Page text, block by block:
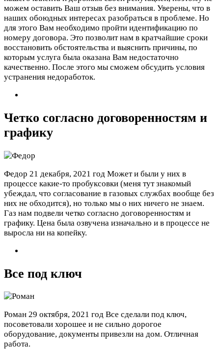
можем оставить Ваш отзыв без внимания. Уверены, что в
наших обоюдных интересах разобраться в проблеме. Но
для этого Вам необходимо пройти идентификацию по
номеру договора. Это позволит нам в кратчайшие сроки
восстановить обстоятельства и выяснить причины, по
которым услуга была оказана Вам недостаточно
качественно. После этого мы сможем обсудить условия
устранения недоработок.
Четко согласно договоренностям и
графику
Федор 21 декабря, 2021 год Может и были у них в
процессе какие-то пробуксовки (меня тут знакомый
убеждал, что согласование в газовых службах вообще без
них не обходится), но только мы о них ничего не знаем.
Газ нам подвели четко согласно договоренностям и
графику. Цена была озвучена изначально и в процессе не
выросла ни на копейку.
Все под ключ
Роман 29 октября, 2021 год Все сделали под ключ,
посоветовали хорошее и не сильно дорогое
оборудование, документы привезли на дом. Отличная
работа.